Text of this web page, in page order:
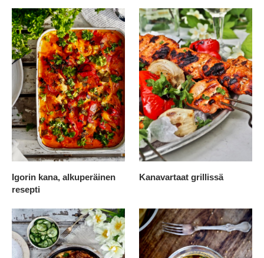
Igorin kana, alkuperäinen
resepti
Kanavartaat grillissä